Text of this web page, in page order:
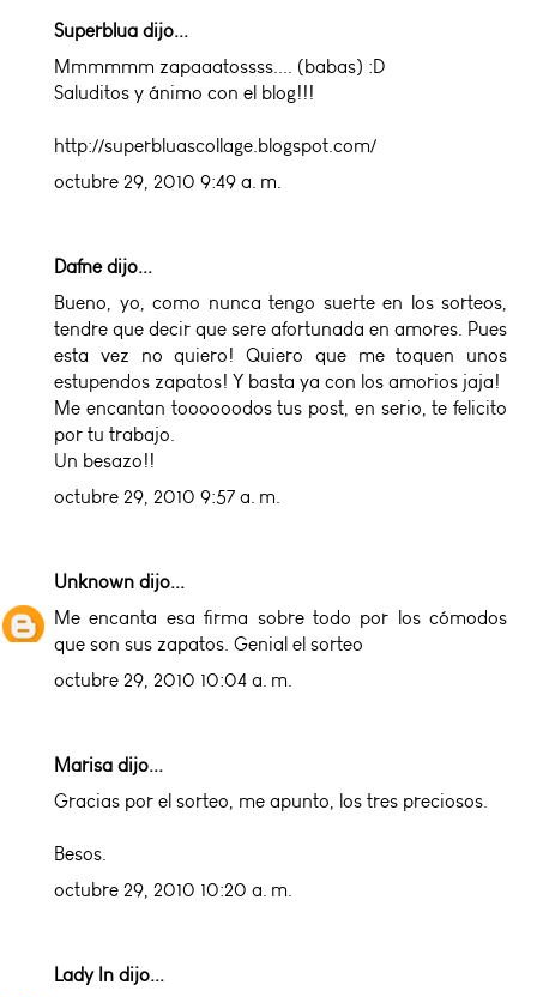
Superblua dijo...
Mmmmmm zapaaatossss.... (babas) :D
Saluditos y ánimo con el blog!!!
http://superbluascollage.blogspot.com/
octubre 29, 2010 9:49 a. m.
Dafne dijo...
Bueno, yo, como nunca tengo suerte en los sorteos,
tendre que decir que sere afortunada en amores. Pues
esta vez no quiero! Quiero que me toquen unos
estupendos zapatos! Y basta ya con los amorios jaja!
Me encantan toooooodos tus post, en serio, te felicito
por tu trabajo.
Un besazo!!
octubre 29, 2010 9:57 a. m.
Unknown dijo...
Me encanta esa firma sobre todo por los cómodos
que son sus zapatos. Genial el sorteo
octubre 29, 2010 10:04 a. m.
Marisa dijo...
Gracias por el sorteo, me apunto, los tres preciosos.
Besos.
octubre 29, 2010 10:20 a. m.
Lady In dijo...